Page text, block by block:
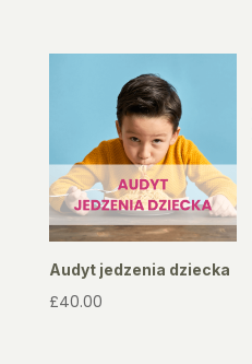
Audyt jedzenia dziecka
£40.00